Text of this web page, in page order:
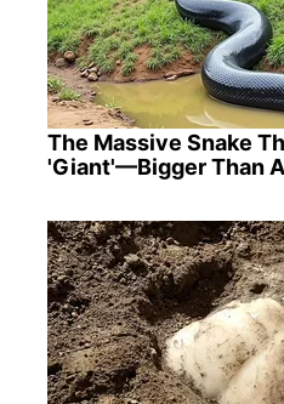
The Massive Snake
'Giant'—Bigger Than